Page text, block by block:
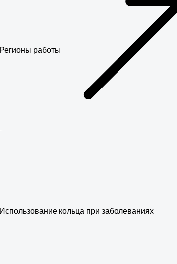
Регионы работы
Использование кольца при заболеваниях